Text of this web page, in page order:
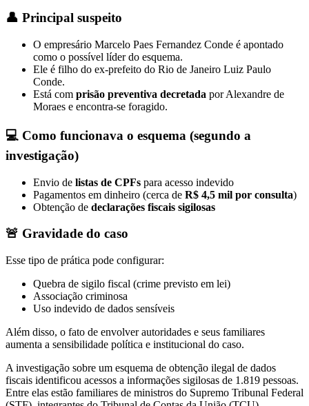
👤 Principal suspeito
O empresário Marcelo Paes Fernandez Conde é apontado
como o possível líder do esquema.
Ele é filho do ex-prefeito do Rio de Janeiro Luiz Paulo
Conde.
Está com prisão preventiva decretada porAlexandre de
Moraes e encontra-se foragido.
💻 Como funcionava o esquema (segundo a
investigação)
Envio de listas de CPFs para acesso indevido
Pagamentos em dinheiro (cerca de R$ 4,5 mil por consulta)
Obtenção de declarações fiscais sigilosas
🚨 Gravidade do caso
Esse tipo de prática pode configurar:
Quebra de sigilo fiscal (crime previsto em lei)
Associação criminosa
Uso indevido de dados sensíveis
Além disso, o fato de envolver autoridades e seus familiares
aumenta a sensibilidade política e institucional do caso.
A investigação sobre um esquema de obtenção ilegal de dados
fiscais identificou acessos a informações sigilosas de 1.819 pessoas.
Entre elas estão familiares de ministros do Supremo Tribunal Federal